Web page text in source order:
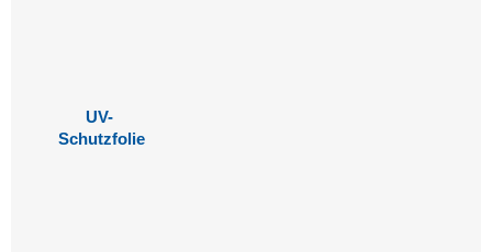
UV-
Schutzfolie